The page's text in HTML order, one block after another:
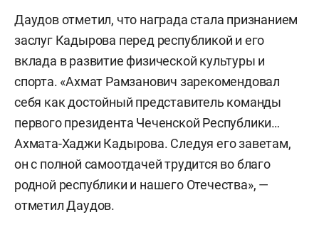
Даудов отметил, что награда стала признанием
заслуг Кадырова перед республикой и его
вклада в развитие физической культуры и
спорта. «Ахмат Рамзанович зарекомендовал
себя как достойный представитель команды
первого президента Чеченской Республики…
Ахмата-Хаджи Кадырова. Следуя его заветам,
он с полной самоотдачей трудится во благо
родной республики и нашего Отечества», —
отметил Даудов.